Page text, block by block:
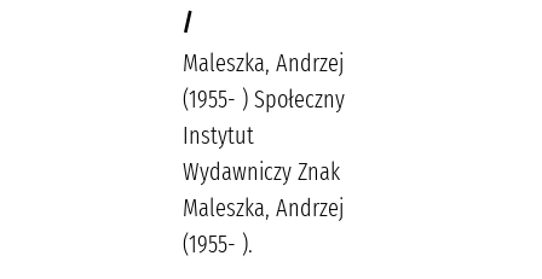
/
Maleszka, Andrzej
(1955- ) Społeczny
Instytut
Wydawniczy Znak
Maleszka, Andrzej
(1955- ).